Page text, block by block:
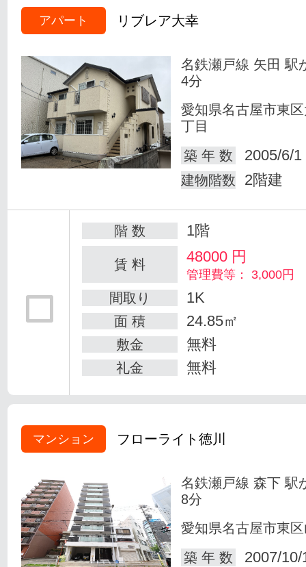
アパート リブレア大幸
名鉄瀬戸線 矢田 駅
4分
愛知県名古屋市東
丁目
築 年 数
2005/6/1
建物階数 2階建
階 数 1階
賃 料 48000 円
管理費等： 3,000円
間取り 1K
面 積 24.85㎡
敷金 無料
礼金 無料
マンション フローライト徳川
名鉄瀬戸線 森下 駅
8分
愛知県名古屋市東
築 年 数
2007/10/